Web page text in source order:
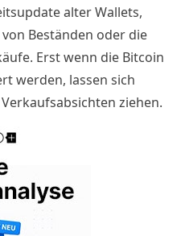
alter Wallets,
Beständen oder die
Erst wenn die Bitcoin
werden, lassen sich
ziehen.